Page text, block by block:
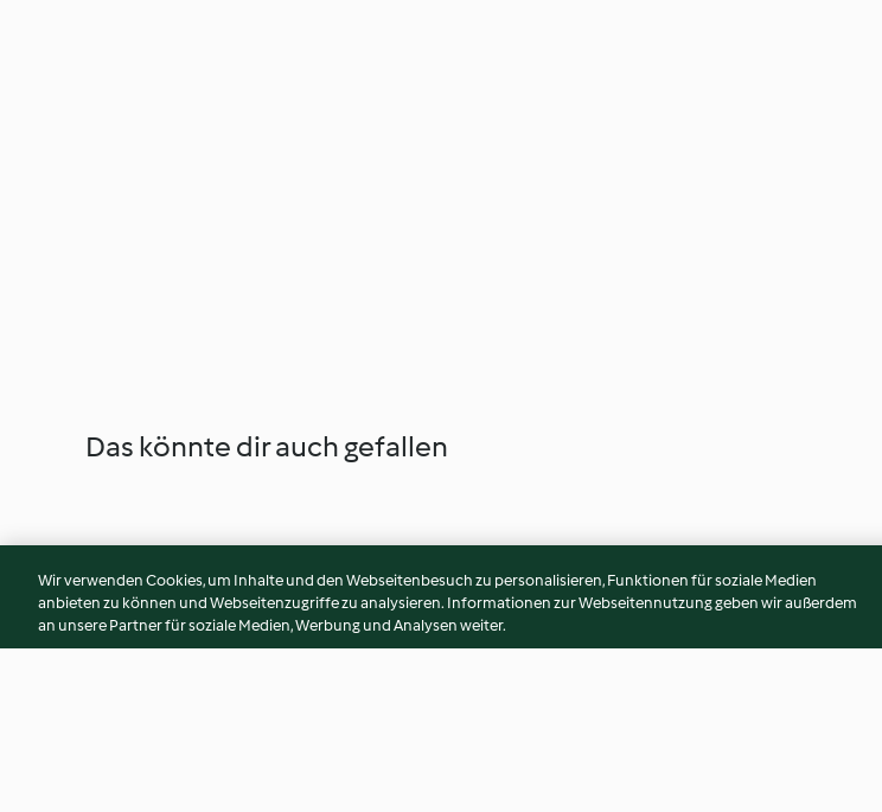
Das könnte dir auch gefallen
Wir verwenden Cookies, um Inhalte und den Webseitenbesuch zu personalisieren, Funktionen für soziale Medien
anbieten zu können und Webseitenzugriffe zu analysieren. Informationen zur Webseitennutzung geben wir außerdem
an unsere Partner für soziale Medien, Werbung und Analysen weiter.